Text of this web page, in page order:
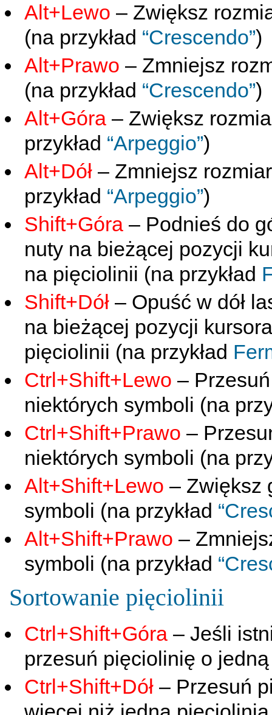
Alt+Lewo – Zwiększ
(na przykład “Crescendo”)
Alt+Prawo – Zmniejsz
(na przykład “Crescendo”)
Alt+Góra – Zwiększ
przykład “Arpeggio”)
Alt+Dół – Zmniejsz
przykład “Arpeggio”)
Shift+Góra – Podnieś do
nuty na bieżącej pozycji
na pięciolinii (na przykład
Shift+Dół – Opuść w dół
na bieżącej pozycji
pięciolinii (na przykład
Ctrl+Shift+Lewo –
niektórych symboli (na
Ctrl+Shift+Prawo –
niektórych symboli (na
Alt+Shift+Lewo – Zwiększ
symboli (na przykład
Alt+Shift+Prawo –
symboli (na przykład
Sortowanie pięciolinii
Ctrl+Shift+Góra – Jeśli
przesuń pięciolinię o
Ctrl+Shift+Dół – Przesuń